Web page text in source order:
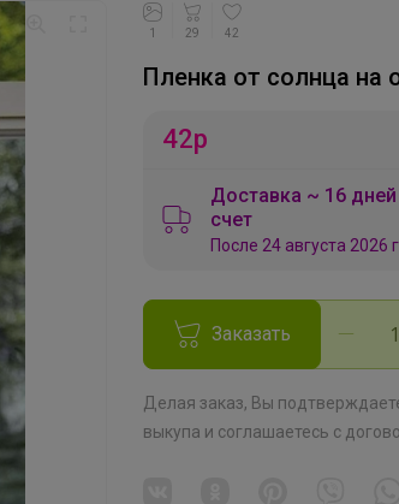
1 29 42
Пленка от солнца на
42р
Доставка ~ 16
счет
После 24 августа 2026 г.
Заказать
Делая заказ, Вы
выкупа и соглашаетесь с